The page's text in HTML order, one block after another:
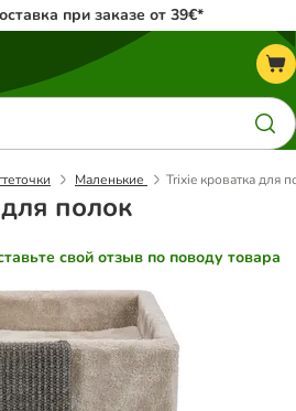
при заказе от 39€*
Маленькие Trixie кроватка для
полок
свой отзыв по поводу товара